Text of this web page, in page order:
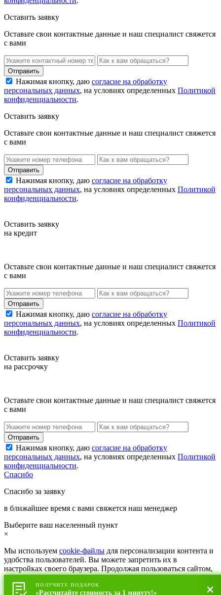
Оставить заявку
Оставьте свои контактные данные и наш специалист свяжется
с вами
Нажимая кнопку, даю согласие на обработку
персональных данных, на условиях определенных Политикой
конфиденциальности.
Оставить заявку
Оставьте свои контактные данные и наш специалист свяжется
с вами
Нажимая кнопку, даю согласие на обработку
персональных данных, на условиях определенных Политикой
конфиденциальности.
Оставить заявку
на кредит
Оставьте свои контактные данные и наш специалист свяжется
с вами
Нажимая кнопку, даю согласие на обработку
персональных данных, на условиях определенных Политикой
конфиденциальности.
Оставить заявку
на рассрочку
Оставьте свои контактные данные и наш специалист свяжется
с вами
Нажимая кнопку, даю согласие на обработку
персональных данных, на условиях определенных Политикой
конфиденциальности.
Спасибо
Спасибо за заявку
в ближайшее время с вами свяжется наш менеджер
ПОЛУЧИТЕ ПОДАРОК
«Рассчитайте стоимость за 1 минуту!»
Выберите ваш населенный пункт
×
Мы используем cookie-файлы для персонализации контента и
удобства пользователей. Вы можете запретить их в
настройках своего браузера. Продолжая пользоваться сайтом,
вы соглашаетесь сполитикой конфиденциальности.